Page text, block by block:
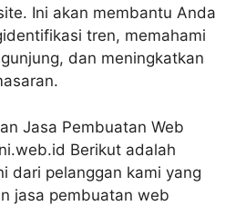
Ini akan membantu Anda
tren, memahami
dan meningkatkan
Jasa Pembuatan Web
Berikut adalah
dari pelanggan kami yang
jasa pembuatan web